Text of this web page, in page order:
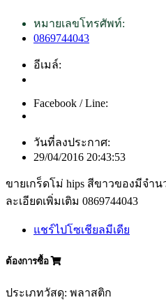
หมายเลขโทรศัพท์:
0869744043
อีเมล์:
Facebook / Line:
วันที่ลงประกาศ:
29/04/2016 20:43:53
ขายเกร็ดโม่ hips สีขาวของมีจำ
ละเอียดเพิ่มเติม 0869744043
แชร์ไปโซเชียลมีเดีย
ต้องการซื้อ
ประเภทวัสดุ: พลาสติก